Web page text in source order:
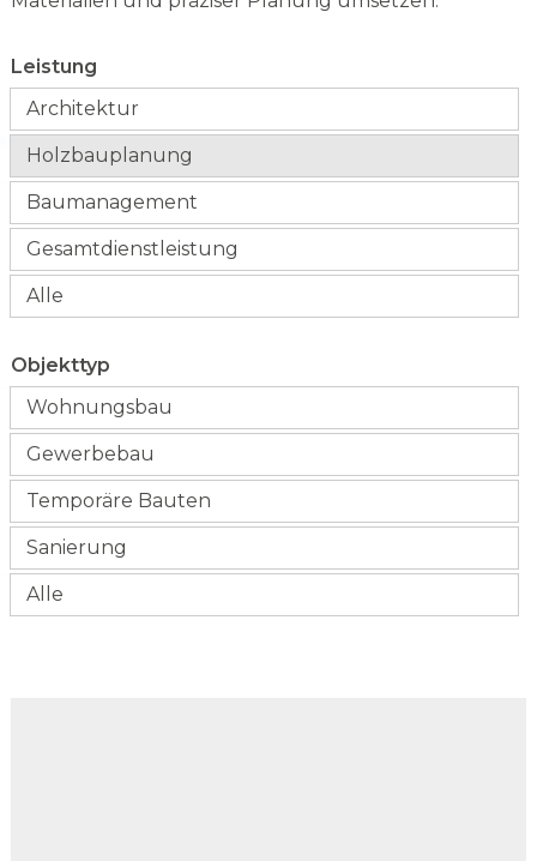
Leistung
Architektur
Holzbauplanung
Baumanagement
Gesamtdienstleistung
Alle
Objekttyp
Wohnungsbau
Gewerbebau
Temporäre Bauten
Sanierung
Alle